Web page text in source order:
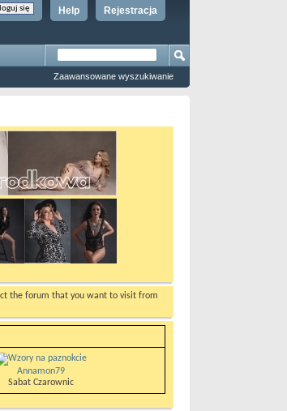
Rejestracja
Help
Zaawansowane wyszukiwanie
the forum that you want to visit from
Annamon79
Sabat Czarownic